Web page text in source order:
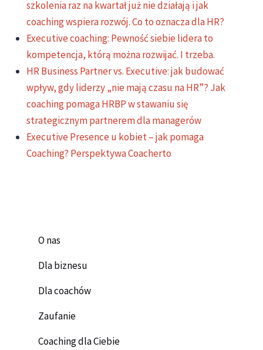
szkolenia raz na kwartał już nie działają i jak
coaching wspiera rozwój. Co to oznacza dla HR?
Executive coaching: Pewność siebie lidera to
kompetencja, którą można rozwijać. I trzeba.
HR Business Partner vs. Executive: jak budować
wpływ, gdy liderzy „nie mają czasu na HR”? Jak
coaching pomaga HRBP w stawaniu się
strategicznym partnerem dla managerów
Executive Presence u kobiet – jak pomaga
Coaching? Perspektywa Coacherto
O nas
Dla biznesu
Dla coachów
Zaufanie
Coaching dla Ciebie